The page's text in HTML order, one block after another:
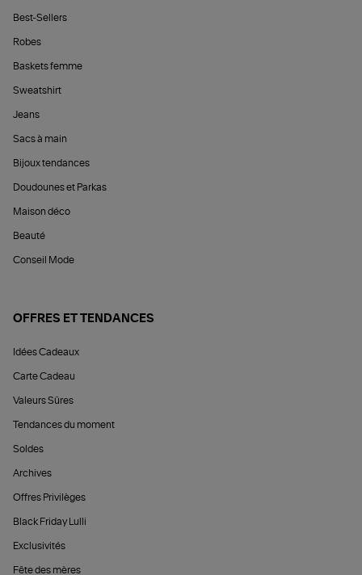
Best-Sellers
Robes
Baskets femme
Sweatshirt
Jeans
Sacs à main
Bijoux tendances
Doudounes et Parkas
Maison déco
Beauté
Conseil Mode
OFFRES ET TENDANCES
Idées Cadeaux
Carte Cadeau
Valeurs Sûres
Tendances du moment
Soldes
Archives
Offres Privilèges
Black Friday Lulli
Exclusivités
Fête des mères